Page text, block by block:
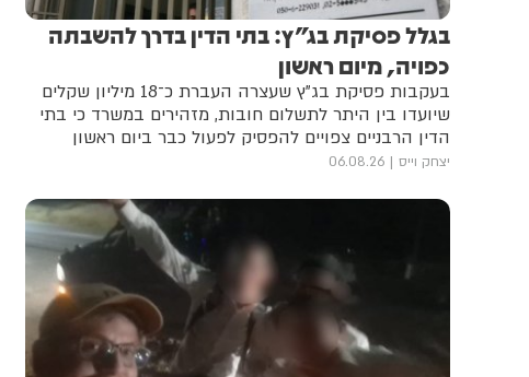
בגלל פסיקת בג"ץ: בתי הדין בדרך להשבתה
כפויה, מיום ראשון
בעקבות פסיקת בג"ץ שעצרה העברת כ־18 מיליון שקלים
שיועדו בין היתר לתשלום חובות, מזהירים במשרד כי בתי
הדין הרבניים צפויים להפסיק לפעול כבר ביום ראשון
יצחק וייס 06.08.26